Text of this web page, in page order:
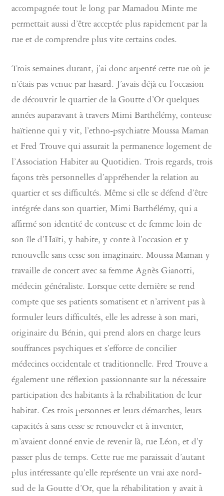
accompagnée tout le long par Mamadou Minte me
permettait aussi d’être acceptée plus rapidement par la
rue et de comprendre plus vite certains codes.
Trois semaines durant, j’ai donc arpenté cette rue où je
n’étais pas venue par hasard. J’avais déjà eu l’occasion
de découvrir le quartier de la Goutte d’Or quelques
années auparavant à travers Mimi Barthélémy, conteuse
haïtienne qui y vit, l’ethno-psychiatre Moussa Maman
et Fred Trouve qui assurait la permanence logement de
l’Association Habiter au Quotidien. Trois regards, trois
façons très personnelles d’appréhender la relation au
quartier et ses difficultés. Même si elle se défend d’être
intégrée dans son quartier, Mimi Barthélémy, qui a
affirmé son identité de conteuse et de femme loin de
son île d’Haïti, y habite, y conte à l’occasion et y
renouvelle sans cesse son imaginaire. Moussa Maman y
travaille de concert avec sa femme Agnès Gianotti,
médecin généraliste. Lorsque cette dernière se rend
compte que ses patients somatisent et n’arrivent pas à
formuler leurs difficultés, elle les adresse à son mari,
originaire du Bénin, qui prend alors en charge leurs
souffrances psychiques et s’efforce de concilier
médecines occidentale et traditionnelle. Fred Trouve a
également une réflexion passionnante sur la nécessaire
participation des habitants à la réhabilitation de leur
habitat. Ces trois personnes et leurs démarches, leurs
capacités à sans cesse se renouveler et à inventer,
m’avaient donné envie de revenir là, rue Léon, et d’y
passer plus de temps. Cette rue me paraissait d’autant
plus intéressante qu’elle représente un vrai axe nord-
sud de la Goutte d’Or, que la réhabilitation y avait à